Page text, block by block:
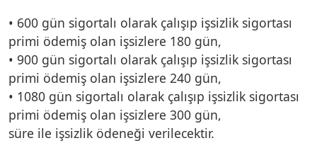
• 600 gün sigortalı olarak çalışıp işsizlik sigortası
primi ödemiş olan işsizlere 180 gün,
• 900 gün sigortalı olarak çalışıp işsizlik sigortası
primi ödemiş olan işsizlere 240 gün,
• 1080 gün sigortalı olarak çalışıp işsizlik sigortası
primi ödemiş olan işsizlere 300 gün,
süre ile işsizlik ödeneği verilecektir.